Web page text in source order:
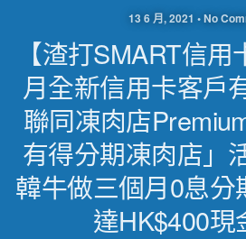
13 6 月, 2021 • No
【渣打SMART信
月全新信用卡客戶
聯同凍肉店
有得分期凍肉店」
韓牛做三個月0息分
達HK$400現